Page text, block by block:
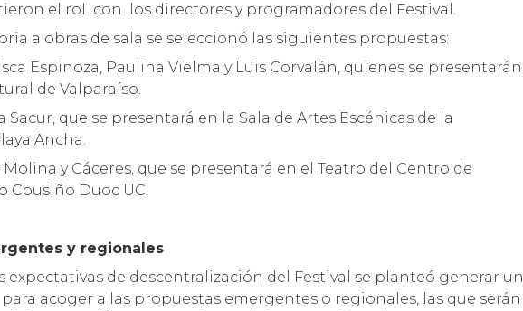
el rol con los directores y programadores del Festival.
a obras de sala se seleccionó las siguientes propuestas:
Espinoza, Paulina Vielma y Luis Corvalán, quienes se presentarán
de Valparaíso.
Sacur, que se presentará en la Sala de Artes Escénicas de la
Ancha.
Molina y Cáceres, que se presentará en el Teatro del Centro de
Cousiño Duoc UC.
y regionales
expectativas de descentralización del Festival se planteó generar un
acoger a las propuestas emergentes o regionales, las que serán